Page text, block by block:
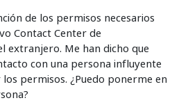
de los permisos necesarios
Contact Center de
extranjero. Me han dicho que
con una persona influyente
permisos. ¿Puedo ponerme en